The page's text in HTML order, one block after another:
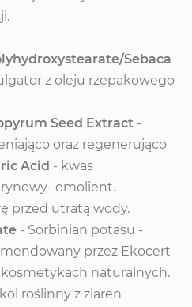
Sebaca
z oleju rzepakowego
Seed Extract -
oraz regenerująco
Acid - kwas
emolient.
przed utratą wody.
- Sorbinian potasu -
przez Ekocert
naturalnych.
roślinny z ziaren